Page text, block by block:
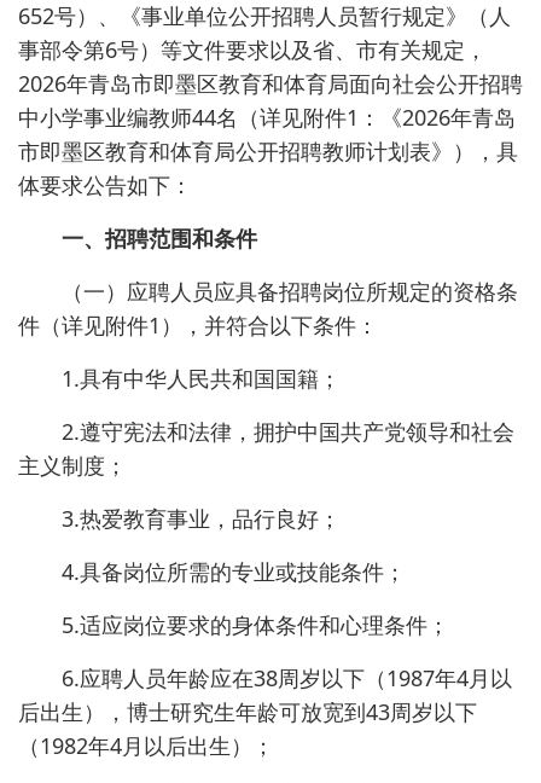
652号）、《事业单位公开招聘人员暂行规定》（人
事部令第6号）等文件要求以及省、市有关规定，
2026年青岛市即墨区教育和体育局面向社会公开招聘
中小学事业编教师44名（详见附件1：《2026年青岛
市即墨区教育和体育局公开招聘教师计划表》），具
体要求公告如下：
一、招聘范围和条件
（一）应聘人员应具备招聘岗位所规定的资格条
件（详见附件1），并符合以下条件：
1.具有中华人民共和国国籍；
2.遵守宪法和法律，拥护中国共产党领导和社会
主义制度；
3.热爱教育事业，品行良好；
4.具备岗位所需的专业或技能条件；
5.适应岗位要求的身体条件和心理条件；
6.应聘人员年龄应在38周岁以下（1987年4月以
后出生），博士研究生年龄可放宽到43周岁以下
（1982年4月以后出生）；